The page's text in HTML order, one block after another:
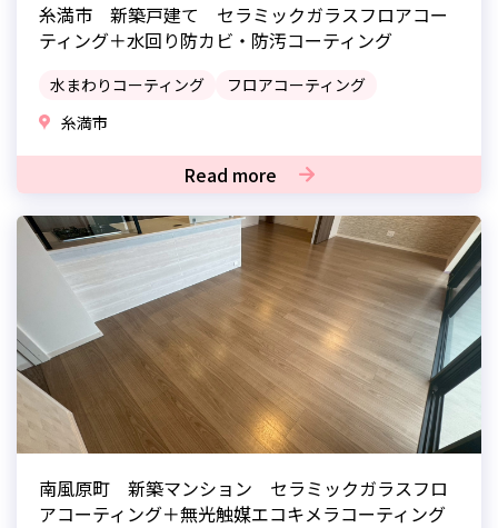
糸満市 新築戸建て セラミックガラスフロアコー
ティング＋水回り防カビ・防汚コーティング
水まわりコーティング
フロアコーティング
糸満市
Read more
南風原町 新築マンション セラミックガラスフロ
アコーティング＋無光触媒エコキメラコーティング